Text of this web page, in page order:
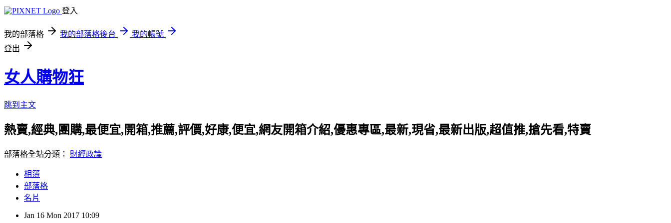
登入
我的部落格 我的部落格後台
我的帳號
登出
女人購物狂
跳到主文
熱賣,經典,團購,最便宜,開箱,推薦,評價,好康,便宜,網友開箱介紹,優惠專區,最新,現省,最新出版,超值推,搶先看,特賣
部落格全站分類： 財經政論
相簿
部落格
名片
Jan 16 Mon 2017 10:09